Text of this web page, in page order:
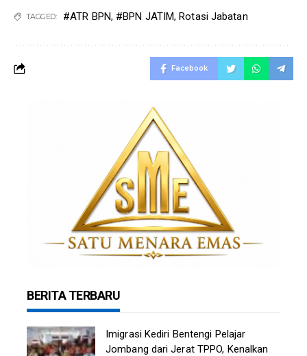
TAGGED: #ATR BPN, #BPN JATIM,Rotasi Jabatan
Facebook
BERITA TERBARU
Imigrasi Kediri Bentengi Pelajar
Jombang dari Jerat TPPO, Kenalkan